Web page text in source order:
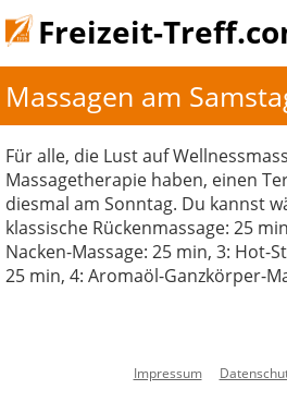
Freizeit-
Massagen am
Für alle, die Lust auf
Massagetherapie haben, einen
diesmal am Sonntag. Du kannst
klassische Rückenmassage: 25
Nacken-Massage: 25 min, 3: Hot-
25 min, 4: Aromaöl-Ganzkörper-
Impressum